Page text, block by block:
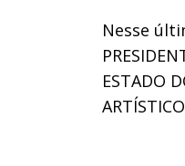
Nesse
ESTADO